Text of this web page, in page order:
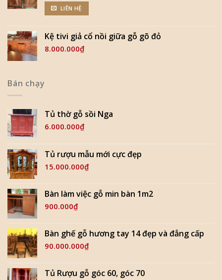
LIÊN HỆ
Kệ tivi giả cổ nồi giữa gỗ gõ đỏ
8.000.000₫
Bán chạy
Tủ thờ gỗ sồi Nga
6.000.000₫
Tủ rượu mẫu mới cực đẹp
15.000.000₫
Bàn làm việc gỗ min bàn 1m2
900.000₫
Bàn ghế gỗ hương tay 14 đẹp và đẳng cấp
90.000.000₫
Tủ Rượu gỗ góc 60, góc 70